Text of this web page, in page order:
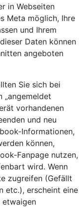
in Webseiten
Meta möglich, Ihre
und Ihrem
Daten können
angeboten
Sie sich bei
„angemeldet
vorhandenen
und neu
Informationen,
können,
Fanpage nutzen,
wird. Wenn
zugreifen (Gefällt
etc.), erscheint eine
etwaigen